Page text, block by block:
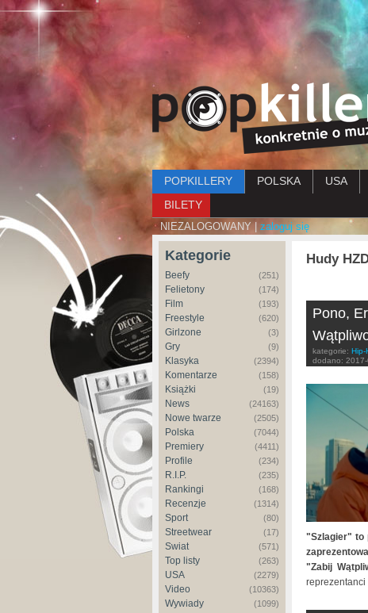
Menu główne
POPKILLERY POLSKA USA
BILETY
NIEZALOGOWANY | zaloguj się
Kategorie
Beefy (251)
Felietony (174)
Film (193)
Freestyle (620)
Girlzone (3)
Gry (9)
Klasyka (2394)
Komentarze (158)
Książki (19)
News (24163)
Nowe twarze (2505)
Polska (7044)
Premiery (4411)
Profile (234)
R.I.P. (235)
Rankingi (168)
Recenzje (1314)
Sport (80)
Streetwear (17)
Świat (571)
Top listy (263)
USA (2279)
Video (10363)
Wywiady (1099)
Hudy
Pono,
kategorie: Hip-
dodano:
"Szlagier" to
"Zabij
reprezentanci